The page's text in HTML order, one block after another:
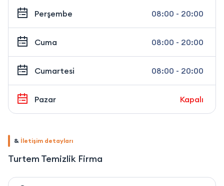
Perşembe 08:00 - 20:00
Cuma 08:00 - 20:00
Cumartesi 08:00 - 20:00
Pazar Kapalı
& İletişim detayları
Turtem Temizlik Firma